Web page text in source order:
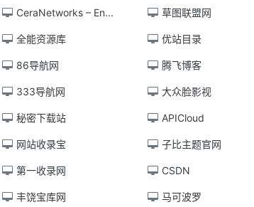
CeraNetworks – En... 草图联盟网
全能资源库 优站目录
86导航网 腾飞博客
333导航网 大众脸影视
秘密下载站 APICloud
网站收录宝 子比主题官网
第一收录网 CSDN
丰饶宝库网 马可波罗